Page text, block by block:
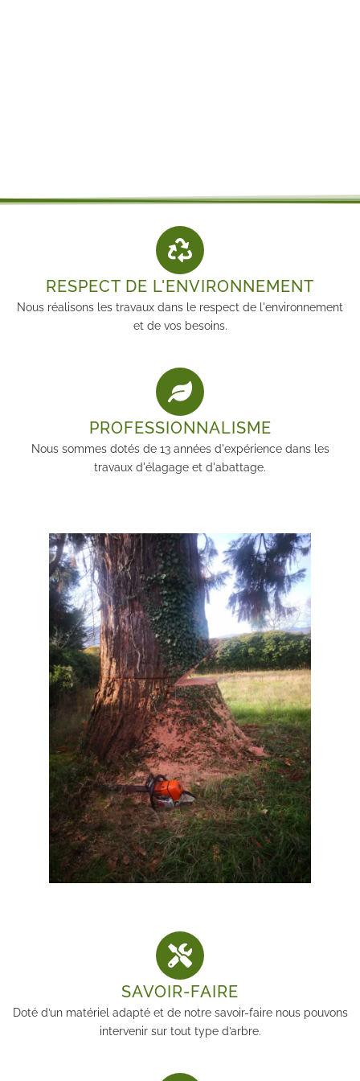
RESPECT DE L'ENVIRONNEMENT
Nous réalisons les travaux dans le respect de l'environnement
et de vos besoins.
PROFESSIONNALISME
Nous sommes dotés de 13 années d'expérience dans les
travaux d'élagage et d'abattage.
SAVOIR-FAIRE
Doté d’un matériel adapté et de notre savoir-faire nous pouvons
intervenir sur tout type d’arbre.